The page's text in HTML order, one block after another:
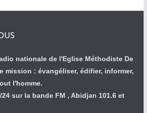
nationale de l'Eglise Méthodiste De
mission : évangéliser, édifier, informer,
l'homme.
sur la bande FM , Abidjan 101.6 et